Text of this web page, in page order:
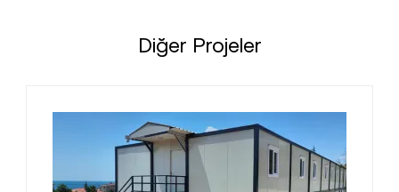
Diğer Projeler